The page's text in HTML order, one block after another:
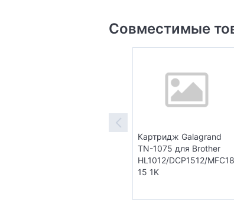
Совместимые
Картридж Galagrand
TN-1075 для Brother
HL1012/DCP1512/MFC18
15 1K